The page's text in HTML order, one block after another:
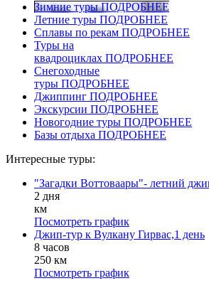
Зимние туры ПОДРОБНЕЕ
Летние туры ПОДРОБНЕЕ
Сплавы по рекам ПОДРОБНЕЕ
Туры на
квадроциклах ПОДРОБНЕЕ
Снегоходные
туры ПОДРОБНЕЕ
Джиппинг ПОДРОБНЕЕ
Экскурсии ПОДРОБНЕЕ
Новогодние туры ПОДРОБНЕЕ
Базы отдыха ПОДРОБНЕЕ
Интересные туры:
"Загадки Воттоваары"- летний
2 дня
км
Посмотреть график
Джип-тур к Вулкану Гирвас,1 день
8 часов
250 км
Посмотреть график